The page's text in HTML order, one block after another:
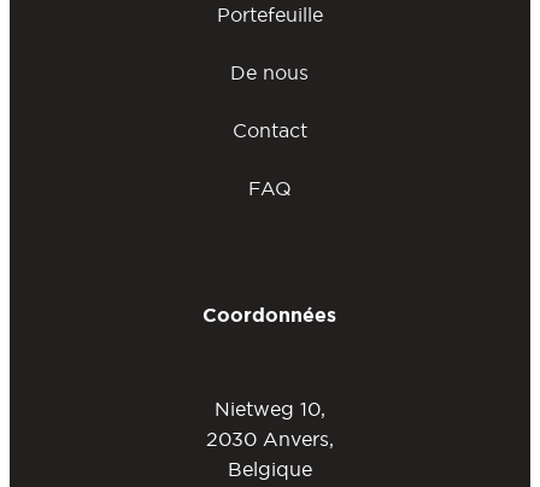
Portefeuille
De nous
Contact
FAQ
Coordonnées
Nietweg 10,
2030 Anvers,
Belgique